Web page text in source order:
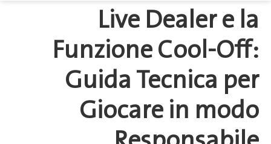
Live Dealer e la
Funzione Cool‑Off:
Guida Tecnica per
Giocare in modo